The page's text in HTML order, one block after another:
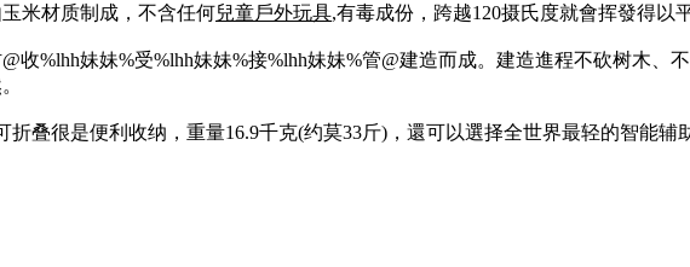
米材质制成，不含任何兒童戶外玩具,有毒成份，跨越120摄氏度就會挥發得以
收%lhh妹妹%受%lhh妹妹%接%lhh妹妹%管@建造而成。建造進程不砍树木
折叠很是便利收纳，重量16.9千克(约莫33斤)，還可以選择全世界最轻的智能辅